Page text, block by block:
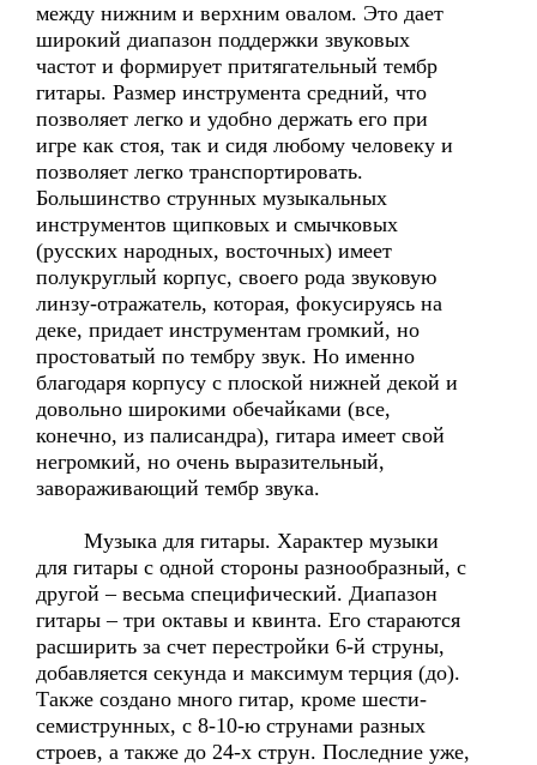
между нижним и верхним овалом. Это дает
широкий диапазон поддержки звуковых
частот и формирует притягательный тембр
гитары. Размер инструмента средний, что
позволяет легко и удобно держать его при
игре как стоя, так и сидя любому человеку и
позволяет легко транспортировать.
Большинство струнных музыкальных
инструментов щипковых и смычковых
(русских народных, восточных) имеет
полукруглый корпус, своего рода звуковую
линзу-отражатель, которая, фокусируясь на
деке, придает инструментам громкий, но
простоватый по тембру звук. Но именно
благодаря корпусу с плоской нижней декой и
довольно широкими обечайками (все,
конечно, из палисандра), гитара имеет свой
негромкий, но очень выразительный,
завораживающий тембр звука.
Музыка для гитары. Характер музыки
для гитары с одной стороны разнообразный, с
другой – весьма специфический. Диапазон
гитары – три октавы и квинта. Его стараются
расширить за счет перестройки 6-й струны,
добавляется секунда и максимум терция (до).
Также создано много гитар, кроме шести-
семиструнных, с 8-10-ю струнами разных
строев, а также до 24-х струн. Последние уже,